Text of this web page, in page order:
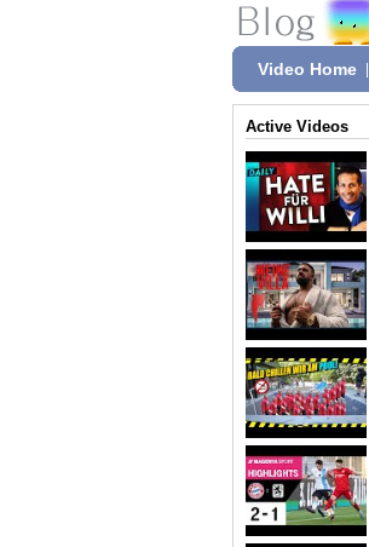
Video Home
Active Videos